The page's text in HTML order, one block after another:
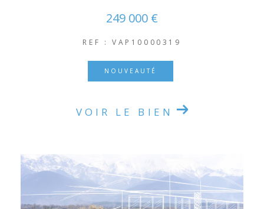
249 000 €
REF : VAP10000319
NOUVEAUTÉ
VOIR LE BIEN